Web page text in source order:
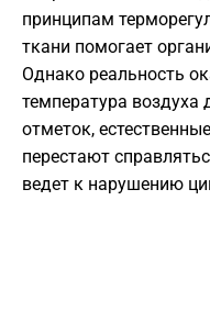
принципам
ткани помогает
Однако реальность
температура воздуха
отметок,
перестают
ведет к нарушению